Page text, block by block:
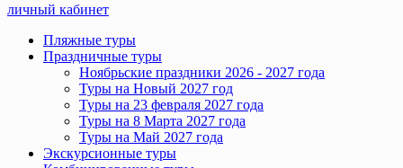
личный кабинет
Пляжные туры
Праздничные туры
Ноябрьские праздники 2026 - 2027 года
Туры на Новый 2027 год
Туры на 23 февраля 2027 года
Туры на 8 Марта 2027 года
Туры на Май 2027 года
Экскурсионные туры